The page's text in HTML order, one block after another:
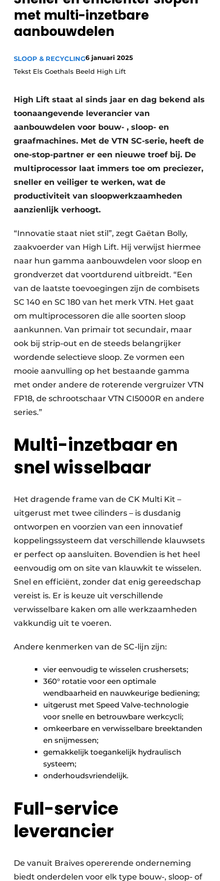
Privacy / Cookie statement
Vacature aanmelden
Vacatures
Video’s
met multi-inzetbare
aanbouwdelen
SLOOP & RECYCLING6 januari 2025
Tekst Els Goethals Beeld High Lift
High Lift staat al sinds jaar en dag bekend als
toonaangevende leverancier van
aanbouwdelen voor bouw- , sloop- en
graafmachines. Met de VTN SC-serie, heeft de
one-stop-partner er een nieuwe troef bij. De
multiprocessor laat immers toe om preciezer,
sneller en veiliger te werken, wat de
productiviteit van sloopwerkzaamheden
aanzienlijk verhoogt.
“Innovatie staat niet stil”, zegt Gaëtan Bolly,
zaakvoerder van High Lift. Hij verwijst hiermee
naar hun gamma aanbouwdelen voor sloop en
grondverzet dat voortdurend uitbreidt. “Een
van de laatste toevoegingen zijn de combisets
SC 140 en SC 180 van het merk VTN. Het gaat
om multiprocessoren die alle soorten sloop
aankunnen. Van primair tot secundair, maar
ook bij strip-out en de steeds belangrijker
wordende selectieve sloop. Ze vormen een
mooie aanvulling op het bestaande gamma
met onder andere de roterende vergruizer VTN
FP18, de schrootschaar VTN CI5000R en andere
series.”
Multi-inzetbaar en
snel wisselbaar
Het dragende frame van de CK Multi Kit –
uitgerust met twee cilinders – is dusdanig
ontworpen en voorzien van een innovatief
koppelingssysteem dat verschillende klauwsets
er perfect op aansluiten. Bovendien is het heel
eenvoudig om on site van klauwkit te wisselen.
Snel en efficiënt, zonder dat enig gereedschap
vereist is. Er is keuze uit verschillende
verwisselbare kaken om alle werkzaamheden
vakkundig uit te voeren.
Andere kenmerken van de SC-lijn zijn:
vier eenvoudig te wisselen crushersets;
360° rotatie voor een optimale
wendbaarheid en nauwkeurige bediening;
uitgerust met Speed Valve-technologie
voor snelle en betrouwbare werkcycli;
omkeerbare en verwisselbare breektanden
en snijmessen;
gemakkelijk toegankelijk hydraulisch
systeem;
onderhoudsvriendelijk.
Full-service
leverancier
De vanuit Braives opererende onderneming
biedt onderdelen voor elk type bouw-, sloop- of